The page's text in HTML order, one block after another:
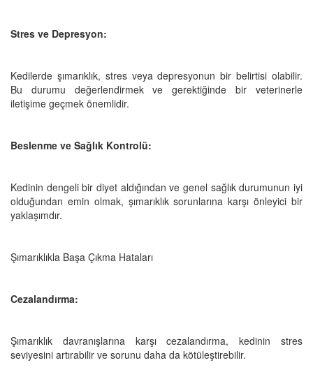
Stres ve Depresyon:
Kedilerde şımarıklık, stres veya depresyonun bir belirtisi olabilir.
Bu durumu değerlendirmek ve gerektiğinde bir veterinerle
iletişime geçmek önemlidir.
Beslenme ve Sağlık Kontrolü:
Kedinin dengeli bir diyet aldığından ve genel sağlık durumunun iyi
olduğundan emin olmak, şımarıklık sorunlarına karşı önleyici bir
yaklaşımdır.
Şımarıklıkla Başa Çıkma Hataları
Cezalandırma:
Şımarıklık davranışlarına karşı cezalandırma, kedinin stres
seviyesini artırabilir ve sorunu daha da kötüleştirebilir.